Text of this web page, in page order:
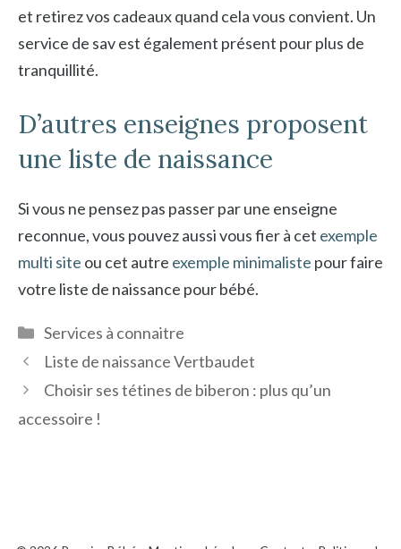
et retirez vos cadeaux quand cela vous convient. Un
service de sav est également présent pour plus de
tranquillité.
D’autres enseignes proposent
une liste de naissance
Si vous ne pensez pas passer par une enseigne
reconnue, vous pouvez aussi vous fier à cet exemple
multi site ou cet autre exemple minimaliste pour faire
votre liste de naissance pour bébé.
Catégories
Services à connaitre
Liste de naissance Vertbaudet
Choisir ses tétines de biberon : plus qu’un
accessoire !